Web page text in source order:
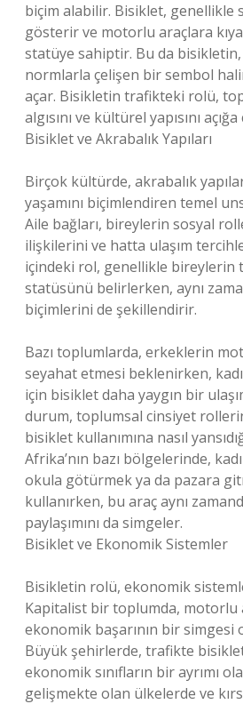
biçim alabilir. Bisiklet, genellikle
gösterir ve motorlu araçlara
statüye sahiptir. Bu da
normlarla çelişen bir sembol
açar. Bisikletin trafikteki rolü,
algısını ve kültürel yapısını
Bisiklet ve Akrabalık Yapıları
Birçok kültürde, akrabalık
yaşamını biçimlendiren temel
Aile bağları, bireylerin sosyal
ilişkilerini ve hatta ulaşım
içindeki rol, genellikle bireylerin
statüsünü belirlerken, aynı
biçimlerini de şekillendirir.
Bazı toplumlarda, erkeklerin
seyahat etmesi beklenirken,
için bisiklet daha yaygın bir
durum, toplumsal cinsiyet
bisiklet kullanımına nasıl
Afrika’nın bazı bölgelerinde,
okula götürmek ya da pazara
kullanırken, bu araç aynı
paylaşımını da simgeler.
Bisiklet ve Ekonomik Sistemler
Bisikletin rolü, ekonomik
Kapitalist bir toplumda, motorlu
ekonomik başarının bir simgesi
Büyük şehirlerde, trafikte
ekonomik sınıfların bir ayrımı
gelişmekte olan ülkelerde ve